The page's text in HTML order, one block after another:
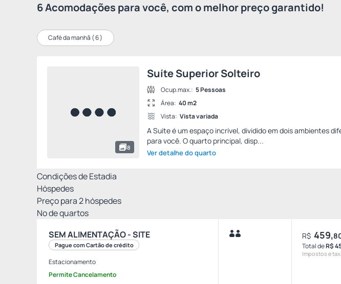
6 Acomodações para você, com o melhor preço garantido!
Café da manhã (6)
8
Suíte Superior Solteiro
Ocup.max.: 5 Pessoas
Área: 40 m2
Vista: Vista variada
A Suíte é um espaço incrível, dividido em dois ambientes
para você. O quarto principal, disp...
Ver detalhe do quarto
Condições de Estadia
Hóspedes
Preço para2hóspedes
Nº de quartos
SEM ALIMENTAÇÃO - SITE
Pague com Cartão de crédito
Estacionamento
Permite Cancelamento
R$ 459,
Total deR$
Impostos e